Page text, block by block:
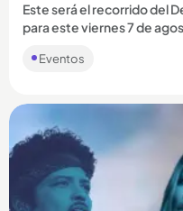
Este será el recorrido del
para este viernes 7 de
Eventos